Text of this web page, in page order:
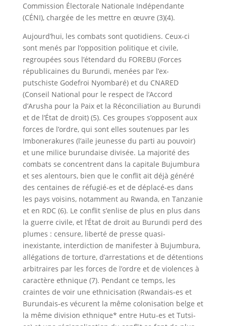
Commission Électorale Nationale Indépendante
(CÉNI), chargée de les mettre en œuvre (3)(4).
Aujourd’hui, les combats sont quotidiens. Ceux-ci
sont menés par l’opposition politique et civile,
regroupées sous l’étendard du FOREBU (Forces
républicaines du Burundi, menées par l’ex-
putschiste Godefroi Nyombaré) et du CNARED
(Conseil National pour le respect de l’Accord
d’Arusha pour la Paix et la Réconciliation au Burundi
et de l’État de droit) (5). Ces groupes s’opposent aux
forces de l’ordre, qui sont elles soutenues par les
Imbonerakures (l’aile jeunesse du parti au pouvoir)
et une milice burundaise divisée. La majorité des
combats se concentrent dans la capitale Bujumbura
et ses alentours, bien que le conflit ait déjà généré
des centaines de réfugié-es et de déplacé-es dans
les pays voisins, notamment au Rwanda, en Tanzanie
et en RDC (6). Le conflit s’enlise de plus en plus dans
la guerre civile, et l’État de droit au Burundi perd des
plumes : censure, liberté de presse quasi-
inexistante, interdiction de manifester à Bujumbura,
allégations de torture, d’arrestations et de détentions
arbitraires par les forces de l’ordre et de violences à
caractère ethnique (7). Pendant ce temps, les
craintes de voir une ethnicisation (Rwandais-es et
Burundais-es vécurent la même colonisation belge et
la même division ethnique* entre Hutu-es et Tutsi-